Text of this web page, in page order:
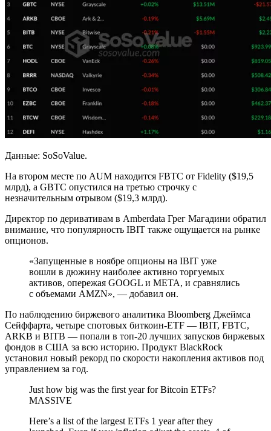
Данные: SoSoValue.
На втором месте по AUM находится FBTC от Fidelity ($19,5
млрд), а GBTC опустился на третью строчку с
незначительным отрывом ($19,3 млрд).
Директор по деривативам в Amberdata Грег Магадини обратил
внимание, что популярность IBIT также ощущается на рынке
опционов.
«Запущенные в ноябре опционы на IBIT уже
вошли в дюжину наиболее активно торгуемых
активов, опережая GOOGL и META, и сравнялись
с объемами AMZN», — добавил он.
По наблюдению биржевого аналитика Bloomberg Джеймса
Сейффарта, четыре спотовых биткоин-ETF — IBIT, FBTC,
ARKB и BITB — попали в топ-20 лучших запусков биржевых
фондов в США за всю историю. Продукт BlackRock
установил новый рекорд по скорости накопления активов под
управлением за год.
Just how big was the first year for Bitcoin ETFs?
MASSIVE
Here’s a list of the largest ETFs 1 year after they